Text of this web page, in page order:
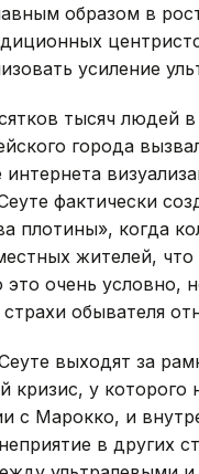
образом в
усиление
тысяч людей
города
фактически
плотины», когда
жителей,
очень условно,
обывателя
выходят за
кризис, у
с Марокко, и
в других